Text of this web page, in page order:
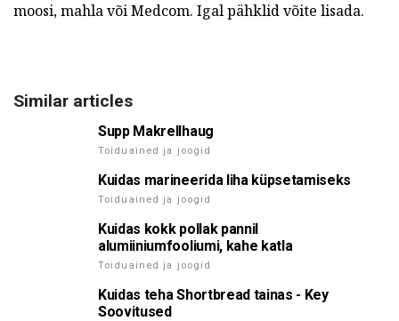
moosi, mahla või Medcom. Igal pähklid võite lisada.
Similar articles
Supp Makrellhaug
Toiduained ja joogid
Kuidas marineerida liha küpsetamiseks
Toiduained ja joogid
Kuidas kokk pollak pannil
alumiiniumfooliumi, kahe katla
Toiduained ja joogid
Kuidas teha Shortbread tainas - Key
Soovitused